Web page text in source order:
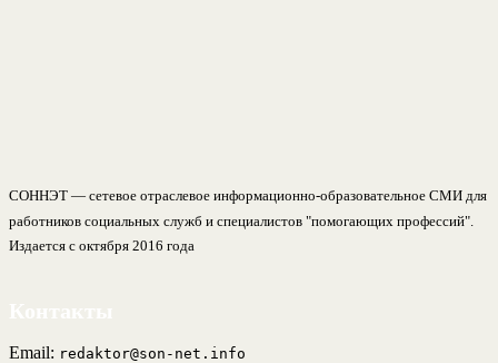
СОННЭТ — сетевое отраслевое информационно-образовательное СМИ для
работников социальных служб и специалистов "помогающих профессий".
Издается с октября 2016 года
Email: redaktor@son-net.info